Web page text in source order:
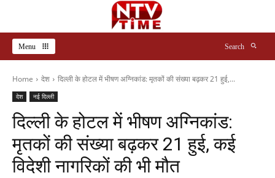
Menu Search
Home देश दिल्ली के होटल में भीषण अग्निकांड: मृतकों की संख्या बढ़कर 21 हुई,...
देश नई दिल्ली
दिल्ली के होटल में भीषण अग्निकांड:
मृतकों की संख्या बढ़कर 21 हुई, कई
विदेशी नागरिकों की भी मौत